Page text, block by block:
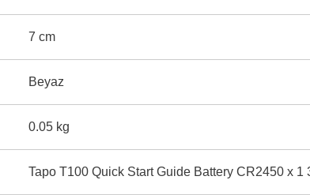
7 cm
Beyaz
0.05 kg
Tapo T100 Quick Start Guide Battery CR2450 x 1